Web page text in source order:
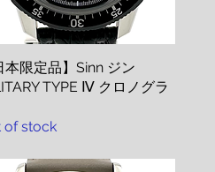
Quick View
本限定品】Sinn ジン
TYPE Ⅳ クロノグラ
of stock